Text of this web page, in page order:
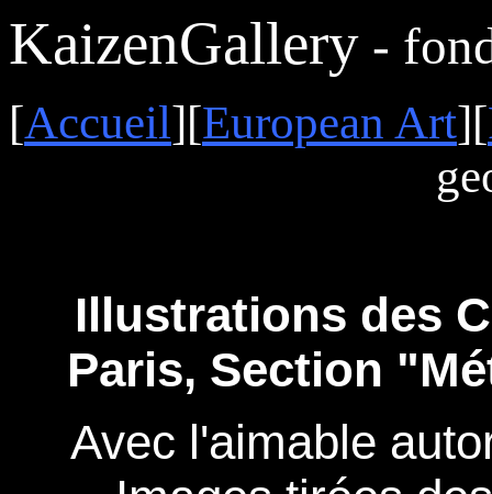
KaizenGallery -
[Accueil][European Art][
Illustrations des
Paris, Section
Avec l'aimable